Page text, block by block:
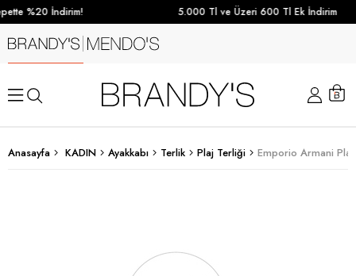
%20 İndirim! 5.000 Tl ve Üzeri 600 Tl Ek İndirim
Anasayfa KADIN Ayakkabı Terlik Plaj Terliği Emporio Armani